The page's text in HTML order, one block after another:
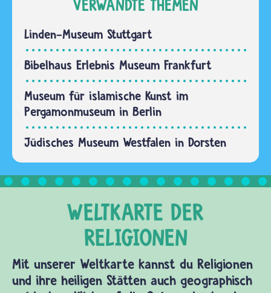
VERWANDTE THEMEN
Linden-Museum Stuttgart
Bibelhaus Erlebnis Museum Frankfurt
Museum für islamische Kunst im
Pergamonmuseum in Berlin
Jüdisches Museum Westfalen in Dorsten
Mit unserer Weltkarte kannst du Religionen
und ihre heiligen Stätten auch geographisch